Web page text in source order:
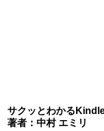
サクッとわかる
著者：中村 エミリ